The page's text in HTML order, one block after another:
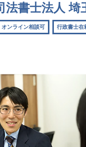
法書士法人 埼
オンライン相談可 行政書士在